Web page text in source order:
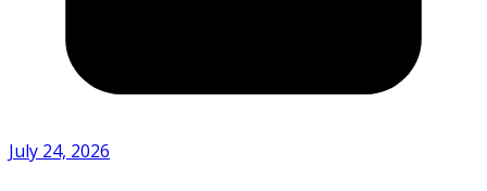
July 24, 2026